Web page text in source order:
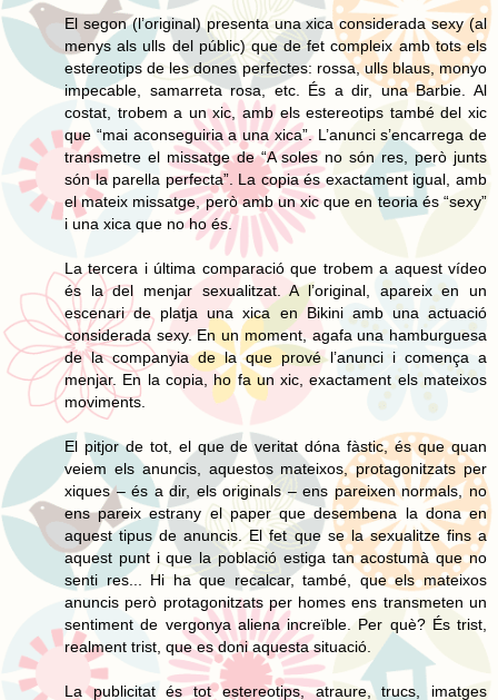
El segon (l’original) presenta una xica considerada sexy (al
menys als ulls del públic) que de fet compleix amb tots els
estereotips de les dones perfectes: rossa, ulls blaus, monyo
impecable, samarreta rosa, etc. És a dir, una Barbie. Al
costat, trobem a un xic, amb els estereotips també del xic
que “mai aconseguiria a una xica”. L’anunci s’encarrega de
transmetre el missatge de “A soles no són res, però junts
són la parella perfecta”. La copia és exactament igual, amb
el mateix missatge, però amb un xic que en teoria és “sexy”
i una xica que no ho és.
La tercera i última comparació que trobem a aquest vídeo
és la del menjar sexualitzat. A l’original, apareix en un
escenari de platja una xica en Bikini amb una actuació
considerada sexy. En un moment, agafa una hamburguesa
de la companyia de la que prové l’anunci i comença a
menjar. En la copia, ho fa un xic, exactament els mateixos
moviments.
El pitjor de tot, el que de veritat dóna fàstic, és que quan
veiem els anuncis, aquestos mateixos, protagonitzats per
xiques – és a dir, els originals – ens pareixen normals, no
ens pareix estrany el paper que desembena la dona en
aquest tipus de anuncis. El fet que se la sexualitze fins a
aquest punt i que la població estiga tan acostumà que no
senti res... Hi ha que recalcar, també, que els mateixos
anuncis però protagonitzats per homes ens transmeten un
sentiment de vergonya aliena increïble. Per què? És trist,
realment trist, que es doni aquesta situació.
La publicitat és tot estereotips, atraure, trucs, imatges